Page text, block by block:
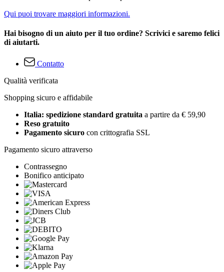
Qui puoi trovare maggiori informazioni.
Hai bisogno di un aiuto per il tuo ordine? Scrivici e saremo felici
di aiutarti.
Contatto
Qualità verificata
Shopping sicuro e affidabile
Italia: spedizione standard gratuita a partire da € 59,90
Reso gratuito
Pagamento sicuro con crittografia SSL
Pagamento sicuro attraverso
Contrassegno
Bonifico anticipato